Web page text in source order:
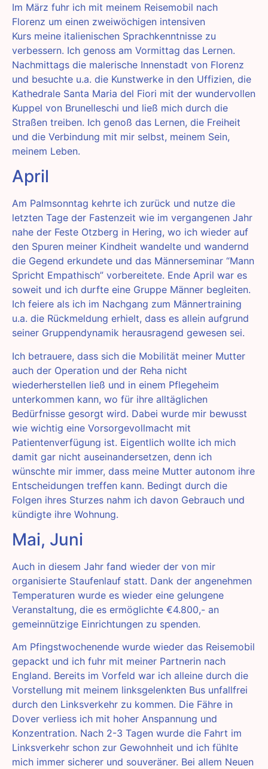
Im März fuhr ich mit meinem Reisemobil nach
Florenz um einen zweiwöchigen intensiven
Kurs meine italienischen Sprachkenntnisse zu
verbessern. Ich genoss am Vormittag das Lernen.
Nachmittags die malerische Innenstadt von Florenz
und besuchte u.a. die Kunstwerke in den Uffizien, die
Kathedrale Santa Maria del Fiori mit der wundervollen
Kuppel von Brunelleschi und ließ mich durch die
Straßen treiben. Ich genoß das Lernen, die Freiheit
und die Verbindung mit mir selbst, meinem Sein,
meinem Leben.
April
Am Palmsonntag kehrte ich zurück und nutze die
letzten Tage der Fastenzeit wie im vergangenen Jahr
nahe der Feste Otzberg in Hering, wo ich wieder auf
den Spuren meiner Kindheit wandelte und wandernd
die Gegend erkundete und das Männerseminar “Mann
Spricht Empathisch” vorbereitete. Ende April war es
soweit und ich durfte eine Gruppe Männer begleiten.
Ich feiere als ich im Nachgang zum Männertraining
u.a. die Rückmeldung erhielt, dass es allein aufgrund
seiner Gruppendynamik herausragend gewesen sei.
Ich betrauere, dass sich die Mobilität meiner Mutter
auch der Operation und der Reha nicht
wiederherstellen ließ und in einem Pflegeheim
unterkommen kann, wo für ihre alltäglichen
Bedürfnisse gesorgt wird. Dabei wurde mir bewusst
wie wichtig eine Vorsorgevollmacht mit
Patientenverfügung ist. Eigentlich wollte ich mich
damit gar nicht auseinandersetzen, denn ich
wünschte mir immer, dass meine Mutter autonom ihre
Entscheidungen treffen kann. Bedingt durch die
Folgen ihres Sturzes nahm ich davon Gebrauch und
kündigte ihre Wohnung.
Mai, Juni
Auch in diesem Jahr fand wieder der von mir
organisierte Staufenlauf statt. Dank der angenehmen
Temperaturen wurde es wieder eine gelungene
Veranstaltung, die es ermöglichte €4.800,- an
gemeinnützige Einrichtungen zu spenden.
Am Pfingstwochenende wurde wieder das Reisemobil
gepackt und ich fuhr mit meiner Partnerin nach
England. Bereits im Vorfeld war ich alleine durch die
Vorstellung mit meinem linksgelenkten Bus unfallfrei
durch den Linksverkehr zu kommen. Die Fähre in
Dover verliess ich mit hoher Anspannung und
Konzentration. Nach 2-3 Tagen wurde die Fahrt im
Linksverkehr schon zur Gewohnheit und ich fühlte
mich immer sicherer und souveräner. Bei allem Neuen